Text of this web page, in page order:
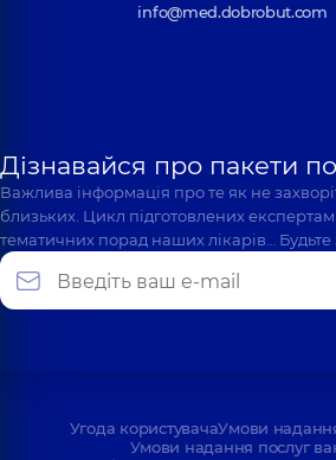
info@med.dobrobut.com
Дізнавайся про пакети
Важлива інформація про те як не
близьких. Цикл підготовлених
тематичних порад наших лікарів… Будьте
Угода користувачаУмови
Умови надання послуг